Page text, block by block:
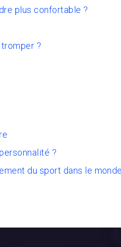
plus confortable ?
?
?
du sport dans le